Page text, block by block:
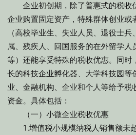
企业初创期，除了普惠式的税收
企业购置固定资产，特殊群体创业或
（高校毕业生、失业人员、退役士
属、残疾人、回国服务的在外留学人
等）还能享受特殊的税收优惠。同时
长的科技企业孵化器、大学科技园等
业、金融机构、企业和个人等给予税
资金。具体包括：
（一）小微企业税收优惠
1.增值税小规模纳税人销售额未超